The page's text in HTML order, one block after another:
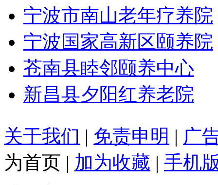
宁波市南山老年疗养院
宁波国家高新区颐养院
苍南县睦邻颐养中心
新昌县夕阳红养老院
关于我们 | 免责申明 | 广
为首页 | 加为收藏 | 手机